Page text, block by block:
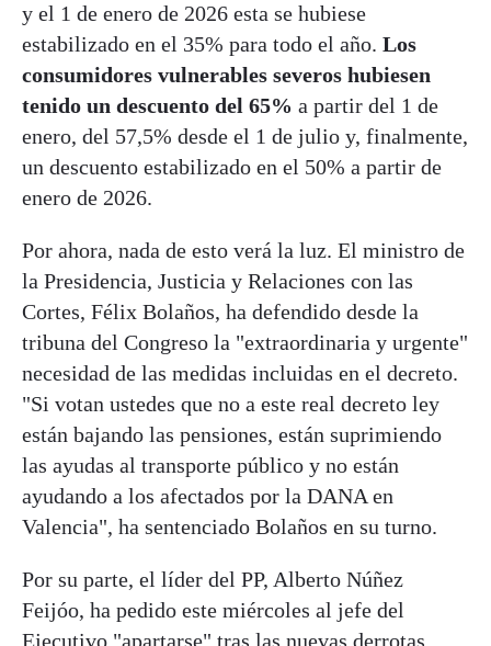
y el 1 de enero de 2026 esta se hubiese
estabilizado en el 35% para todo el año. Los
consumidores vulnerables severos hubiesen
tenido un descuento del 65% a partir del 1 de
enero, del 57,5% desde el 1 de julio y, finalmente,
un descuento estabilizado en el 50% a partir de
enero de 2026.
Por ahora, nada de esto verá la luz. El ministro de
la Presidencia, Justicia y Relaciones con las
Cortes, Félix Bolaños, ha defendido desde la
tribuna del Congreso la "extraordinaria y urgente"
necesidad de las medidas incluidas en el decreto.
"Si votan ustedes que no a este real decreto ley
están bajando las pensiones, están suprimiendo
las ayudas al transporte público y no están
ayudando a los afectados por la DANA en
Valencia", ha sentenciado Bolaños en su turno.
Por su parte, el líder del PP, Alberto Núñez
Feijóo, ha pedido este miércoles al jefe del
Ejecutivo "apartarse" tras las nuevas derrotas